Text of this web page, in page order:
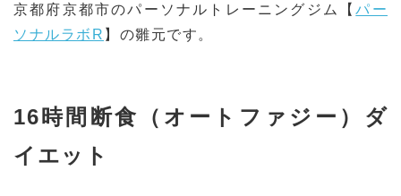
京都府京都市のパーソナルトレーニングジム【パー
ソナルラボR 】の雛元です。
16時間断食（オートファジー）ダ
イエット